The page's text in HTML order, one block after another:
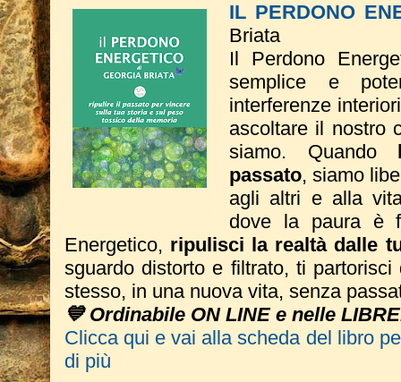
IL PERDONO
Briata
Il Perdono
semplice e
interferenze
ascoltare il nostro
siamo. Quando
passato, siamo
agli altri e alla
dove la paura è
Energetico, ripulisci la realtà dalle
sguardo distorto e filtrato, ti
stesso, in una nuova vita, senza
💙 Ordinabile ON LINE e nelle
Clicca qui e vai alla scheda del libro
di più